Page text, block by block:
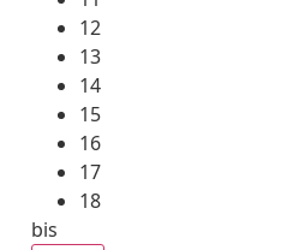
12
13
14
15
16
17
18
bis